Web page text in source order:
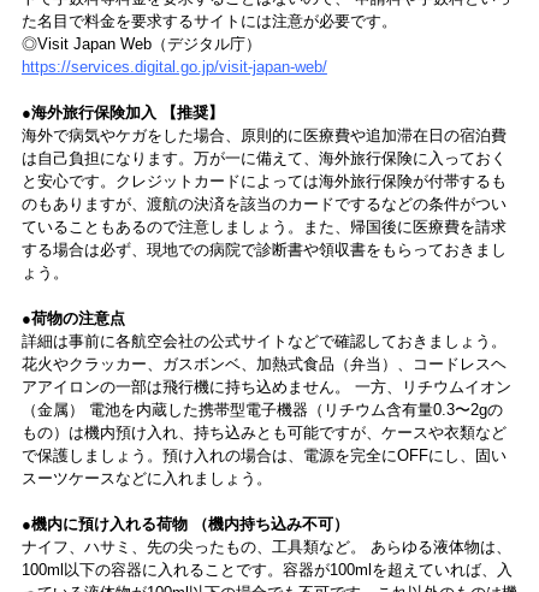
た名目で料金を要求するサイトには注意が必要です。
◎Visit Japan Web（デジタル庁）
https://services.digital.go.jp/visit-japan-web/
●海外旅行保険加入 【推奨】
海外で病気やケガをした場合、原則的に医療費や追加滞在日の宿泊費
は自己負担になります。万が一に備えて、海外旅行保険に入っておく
と安心です。クレジットカードによっては海外旅行保険が付帯するも
のもありますが、渡航の決済を該当のカードでするなどの条件がつい
ていることもあるので注意しましょう。また、帰国後に医療費を請求
する場合は必ず、現地での病院で診断書や領収書をもらっておきまし
ょう。
●荷物の注意点
詳細は事前に各航空会社の公式サイトなどで確認しておきましょう。
花火やクラッカー、ガスボンベ、加熱式食品（弁当）、コードレスヘ
アアイロンの一部は飛行機に持ち込めません。 一方、リチウムイオン
（金属） 電池を内蔵した携帯型電子機器（リチウム含有量0.3〜2gの
もの）は機内預け入れ、持ち込みとも可能ですが、ケースや衣類など
で保護しましょう。預け入れの場合は、電源を完全にOFFにし、固い
スーツケースなどに入れましょう。
●機内に預け入れる荷物 （機内持ち込み不可）
ナイフ、ハサミ、先の尖ったもの、工具類など。 あらゆる液体物は、
100ml以下の容器に入れることです。容器が100mlを超えていれば、入